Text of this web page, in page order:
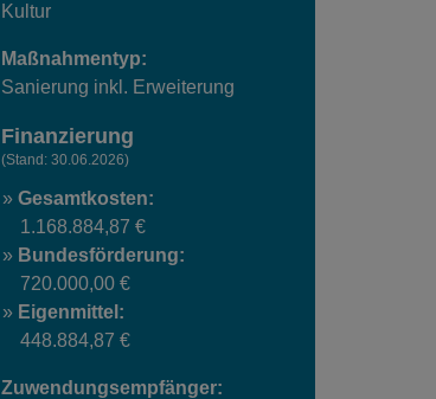
Kultur
Maßnahmentyp:
Sanierung inkl. Erweiterung
Finanzierung
(Stand: 30.06.2026)
Gesamtkosten:
1.168.884,87 €
Bundesförderung:
720.000,00 €
Eigenmittel:
448.884,87 €
Zuwendungsempfänger: